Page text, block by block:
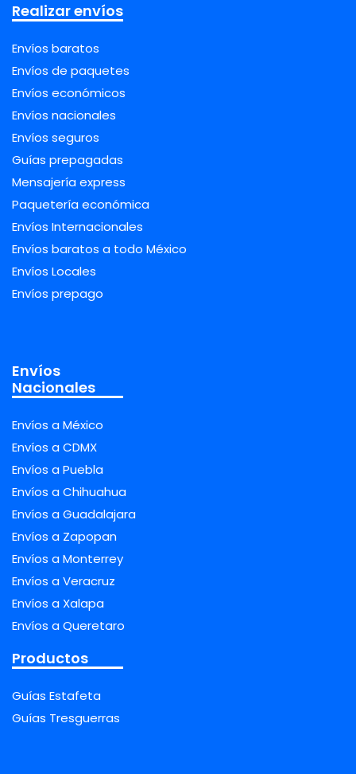
Realizar envíos
Envíos baratos
Envíos de paquetes
Envíos económicos
Envíos nacionales
Envíos seguros
Guías prepagadas
Mensajería express
Paquetería económica
Envíos Internacionales
Envíos baratos a todo México
Envíos Locales
Envíos prepago
Envíos
Nacionales
Envíos a México
Envíos a CDMX
Envíos a Puebla
Envíos a Chihuahua
Envíos a Guadalajara
Envíos a Zapopan
Envíos a Monterrey
Envíos a Veracruz
Envíos a Xalapa
Envíos a Queretaro
Productos
Guías Estafeta
Guías Tresguerras